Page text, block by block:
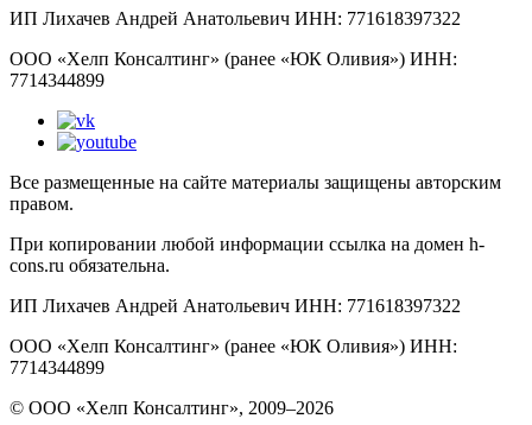
ИП Лихачев Андрей Анатольевич ИНН: 771618397322
ООО «Хелп Консалтинг» (ранее «ЮК Оливия») ИНН:
7714344899
Все размещенные на сайте материалы защищены авторским
правом.
При копировании любой информации ссылка на домен h-
cons.ru обязательна.
ИП Лихачев Андрей Анатольевич ИНН: 771618397322
ООО «Хелп Консалтинг» (ранее «ЮК Оливия») ИНН:
7714344899
© ООО «Хелп Консалтинг», 2009–2026